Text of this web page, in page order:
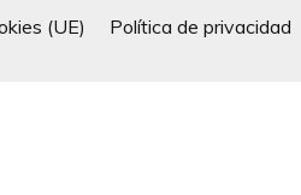
(UE)
Política de privacidad